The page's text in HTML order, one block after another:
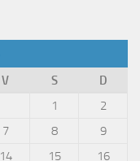
V S
D
1
2
7 8
9
14 15
16